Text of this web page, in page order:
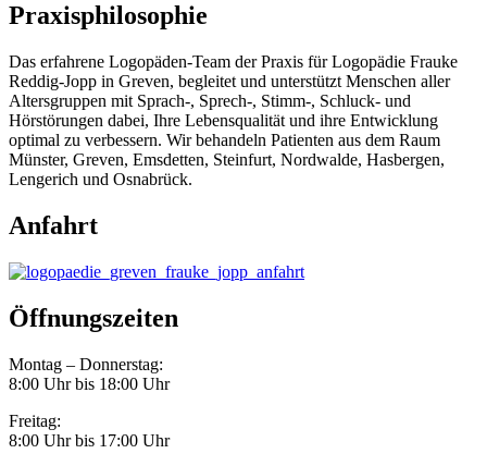
Praxisphilosophie
Das erfahrene Logopäden-Team der Praxis für Logopädie Frauke
Reddig-Jopp in Greven, begleitet und unterstützt Menschen aller
Altersgruppen mit Sprach-, Sprech-, Stimm-, Schluck- und
Hörstörungen dabei, Ihre Lebensqualität und ihre Entwicklung
optimal zu verbessern. Wir behandeln Patienten aus dem Raum
Münster, Greven, Emsdetten, Steinfurt, Nordwalde, Hasbergen,
Lengerich und Osnabrück.
Anfahrt
Öffnungszeiten
Montag – Donnerstag:
8:00 Uhr bis 18:00 Uhr
Freitag:
8:00 Uhr bis 17:00 Uhr